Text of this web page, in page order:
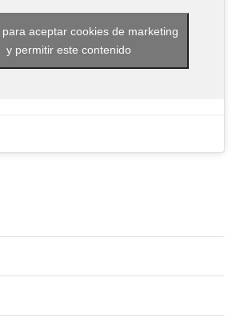
para aceptar cookies de marketing
y permitir este contenido